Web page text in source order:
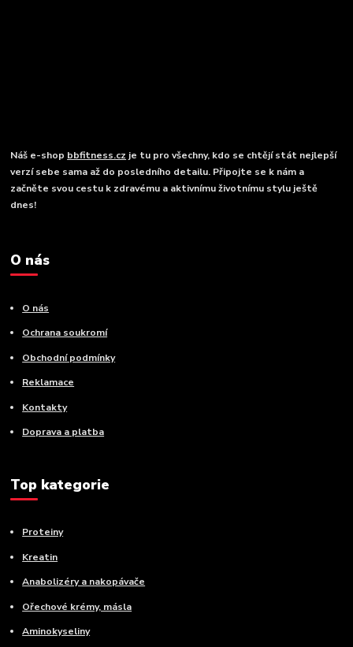
Náš e-shop bbfitness.cz je tu pro všechny, kdo se chtějí stát nejlepší
verzí sebe sama až do posledního detailu. Připojte se k nám a
začněte svou cestu k zdravému a aktivnímu životnímu stylu ještě
dnes!
O nás
O nás
Ochrana soukromí
Obchodní podmínky
Reklamace
Kontakty
Doprava a platba
Top kategorie
Proteiny
Kreatin
Anabolizéry a nakopávače
Ořechové krémy, másla
Aminokyseliny